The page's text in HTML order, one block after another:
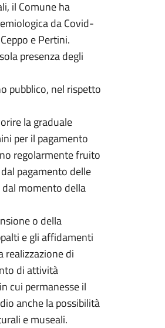
il Comune ha
da Covid-
e Pertini.
presenza degli
pubblico, nel rispetto
la graduale
per il pagamento
regolarmente fruito
pagamento delle
momento della
o della
e gli affidamenti
realizzazione di
di attività
cui permanesse il
anche la possibilità
e museali.